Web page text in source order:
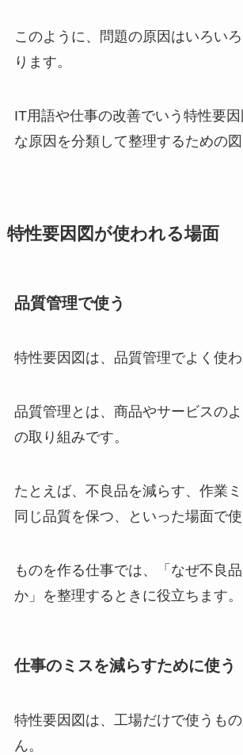
このように、問題の原因はいろい
ります。
IT用語や仕事の改善でいう特性要
な原因を分類して整理するための図
特性要因図が使われる場面
品質管理で使う
特性要因図は、品質管理でよく使わ
品質管理とは、商品やサービスの
の取り組みです。
たとえば、不良品を減らす、作業ミ
同じ品質を保つ、といった場面で使
ものを作る仕事では、「なぜ不良
か」を整理するときに役立ちます。
仕事のミスを減らすために使う
特性要因図は、工場だけで使うも
ん。